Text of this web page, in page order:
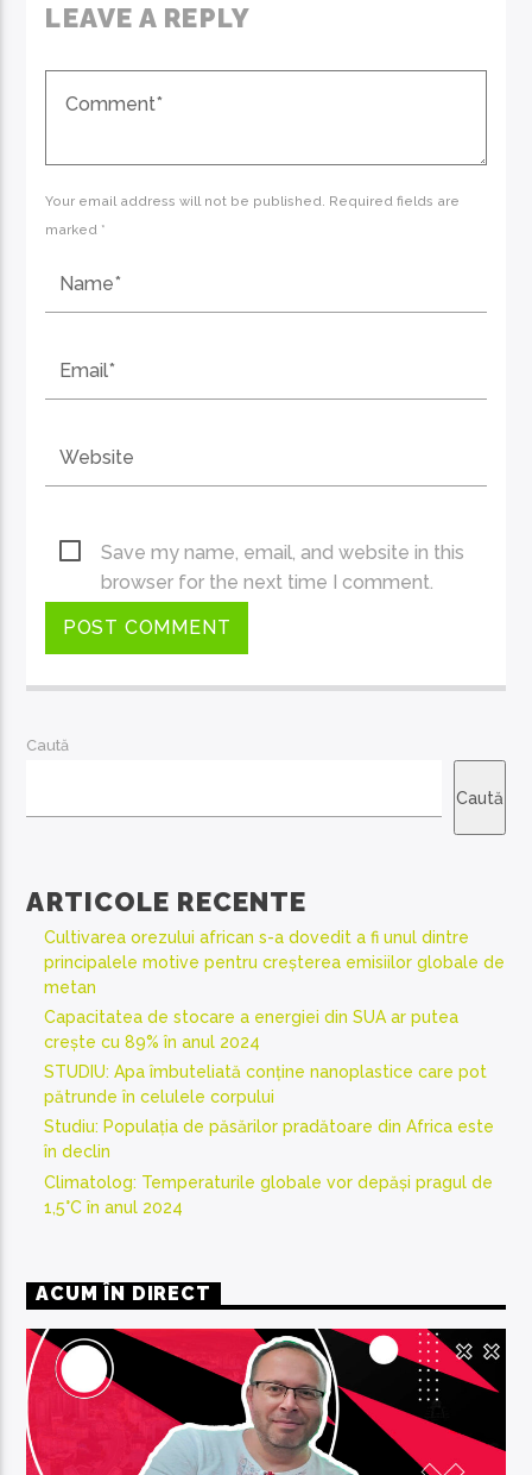
LEAVE A REPLY
Your email address will not be published. Required fields are
marked *
Save my name, email, and website in this
browser for the next time I comment.
Caută
Caută
ARTICOLE RECENTE
Cultivarea orezului african s-a dovedit a fi unul dintre
principalele motive pentru creșterea emisiilor globale de
metan
Capacitatea de stocare a energiei din SUA ar putea
crește cu 89% în anul 2024
STUDIU: Apa îmbuteliată conține nanoplastice care pot
pătrunde în celulele corpului
Studiu: Populația de păsărilor pradătoare din Africa este
în declin
Climatolog: Temperaturile globale vor depăși pragul de
1,5°C în anul 2024
ACUM ÎN DIRECT